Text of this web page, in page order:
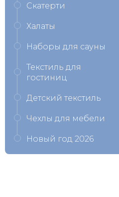
Скатерти
Халаты
Наборы для сауны
Текстиль для
гостиниц
Детский текстиль
Чехлы для мебели
Новый год 2026